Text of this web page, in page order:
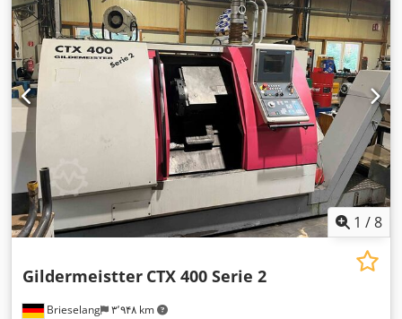
1 /8
Brieselang ۳٬۹۴۸ km
Gildermeistter CTX 400 Serie 2